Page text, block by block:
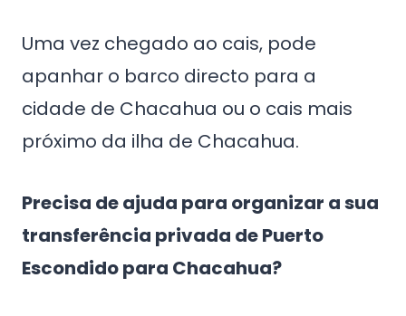
Uma vez chegado ao cais, pode
apanhar o barco directo para a
cidade de Chacahua ou o cais mais
próximo da ilha de Chacahua.
Precisa de ajuda para organizar a sua
transferência privada de Puerto
Escondido para Chacahua?